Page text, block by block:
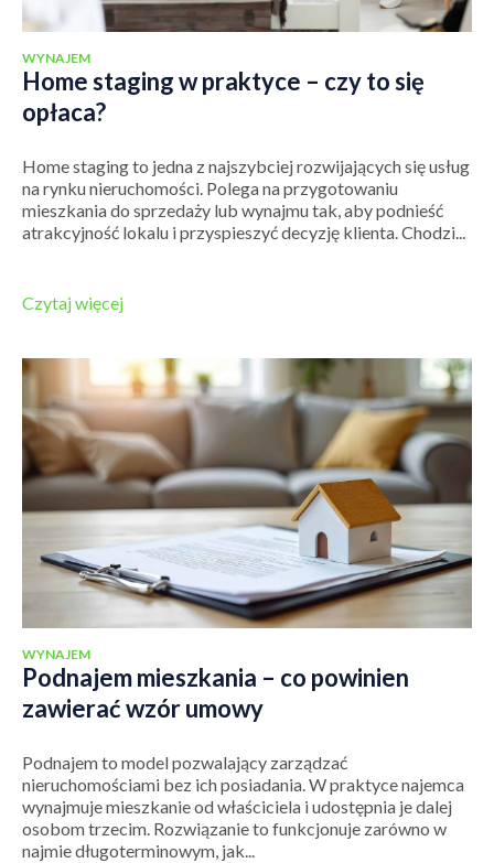
WYNAJEM
Home staging w praktyce – czy to się
opłaca?
Home staging to jedna z najszybciej rozwijających się usług
na rynku nieruchomości. Polega na przygotowaniu
mieszkania do sprzedaży lub wynajmu tak, aby podnieść
atrakcyjność lokalu i przyspieszyć decyzję klienta. Chodzi...
Czytaj więcej
WYNAJEM
Podnajem mieszkania – co powinien
zawierać wzór umowy
Podnajem to model pozwalający zarządzać
nieruchomościami bez ich posiadania. W praktyce najemca
wynajmuje mieszkanie od właściciela i udostępnia je dalej
osobom trzecim. Rozwiązanie to funkcjonuje zarówno w
najmie długoterminowym, jak...